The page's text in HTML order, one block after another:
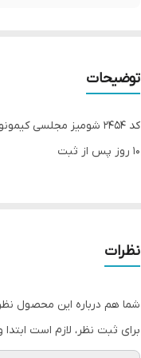
توضیحات
10 روز پس از ثبت
نظرات
شما هم درباره این محصول
برای ثبت نظر، لازم است